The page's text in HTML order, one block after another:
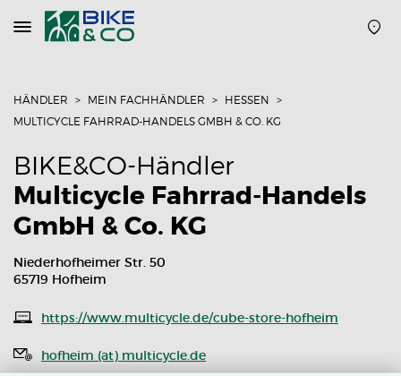
Navigation
öffnen
HÄNDLER MEIN FACHHÄNDLER
HESSEN
MULTICYCLE FAHRRAD-HANDELS GMBH & CO. KG
BIKE&CO-Händler
Multicycle Fahrrad-Handels
GmbH & Co. KG
Niederhofheimer Str. 50
65719 Hofheim
https://www.multicycle.de/cube-store-hofheim
hofheim (at) multicycle.de